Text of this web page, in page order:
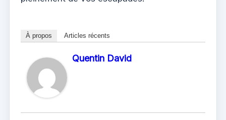
À propos Articles récents
Quentin David